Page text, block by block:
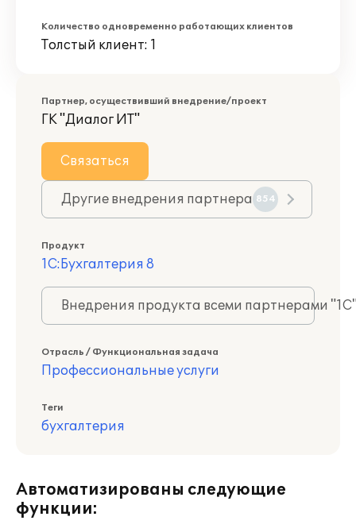
Количество одновременно работающих клиентов
Толстый клиент: 1
Партнер, осуществивший внедрение/проект
ГК "Диалог ИТ"
Связаться
Другие внедрения партнера 854
Продукт
1С:Бухгалтерия 8
Внедрения продукта всеми партнерами
Отрасль / Функциональная задача
Профессиональные услуги
Теги
бухгалтерия
Автоматизированы следующие
функции: